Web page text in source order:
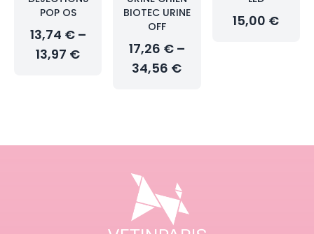
POP OS
13,74 € –
13,97 €
BIOTEC URINE
OFF
17,26 € –
34,56 €
15,00 €